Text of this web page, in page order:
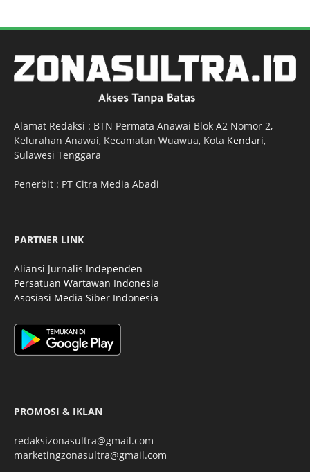
Alamat Redaksi : BTN Permata Anawai Blok A2 Nomor 2,
Kelurahan Anawai, Kecamatan Wuawua, Kota Kendari,
Sulawesi Tenggara
Penerbit : PT Citra Media Abadi
PARTNER LINK
Aliansi Jurnalis Independen
Persatuan Wartawan Indonesia
Asosiasi Media Siber Indonesia
PROMOSI & IKLAN
redaksizonasultra@gmail.com
marketingzonasultra@gmail.com